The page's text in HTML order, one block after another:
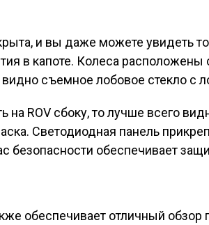
и вы даже можете увидеть
в капоте. Колеса расположены
съемное лобовое стекло с
на ROV сбоку, то лучше всего
Светодиодная панель
безопасности обеспечивает
обеспечивает отличный